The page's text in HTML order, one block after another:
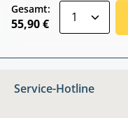
Gesamt:
55,90 €
Service-Hotline